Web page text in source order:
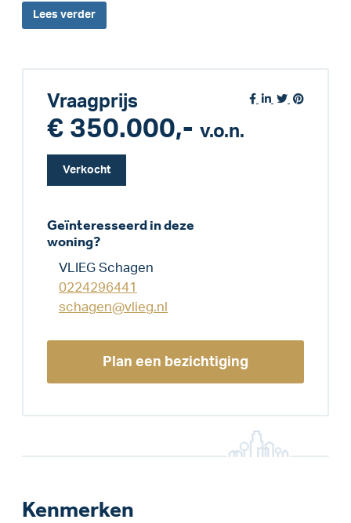
Lees verder
Vraagprijs
€ 350.000,- v.o.n.
Verkocht
Geïnteresseerd in deze
woning?
VLIEG Schagen
0224296441
schagen@vlieg.nl
Plan een bezichtiging
Kenmerken